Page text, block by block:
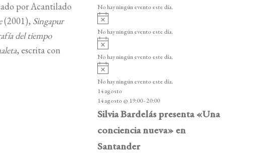
por Acantilado
(2001), Singapur
del tiempo
, escrita con
e
n
t
o
s
o
i
o
No hay ningún evento este día.
v
i
o
No hay ningún evento este día.
A
v
i
o
No hay ningún evento este día.
A
v
i
s
o
No hay ningún evento este día.
14 agosto
14 agosto @ 19:00-20:00
Silvia Bardelás presenta «Una
conciencia nueva» en
Santander